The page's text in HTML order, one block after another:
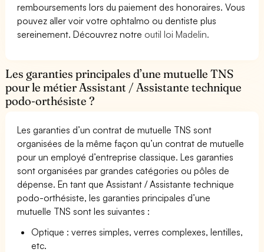
remboursements lors du paiement des honoraires. Vous
pouvez aller voir votre ophtalmo ou dentiste plus
sereinement. Découvrez notre outil loi Madelin.
Les garanties principales d’une mutuelle TNS
pour le métier Assistant / Assistante technique
podo-orthésiste ?
Les garanties d’un contrat de mutuelle TNS sont
organisées de la même façon qu’un contrat de mutuelle
pour un employé d’entreprise classique. Les garanties
sont organisées par grandes catégories ou pôles de
dépense. En tant que Assistant / Assistante technique
podo-orthésiste, les garanties principales d’une
mutuelle TNS sont les suivantes :
Optique : verres simples, verres complexes, lentilles,
etc.